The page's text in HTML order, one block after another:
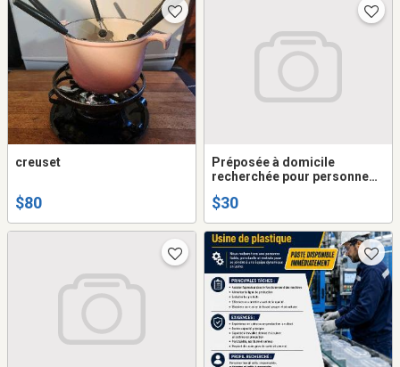
creuset
$80
Préposée à domicile
recherchée pour personne
$30